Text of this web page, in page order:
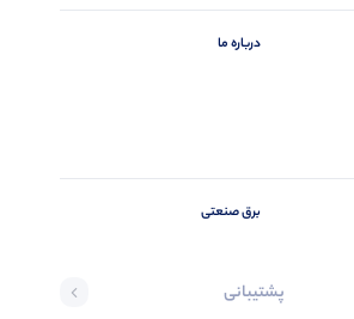
درباره ما
برق صنعتی
پشتیبانی